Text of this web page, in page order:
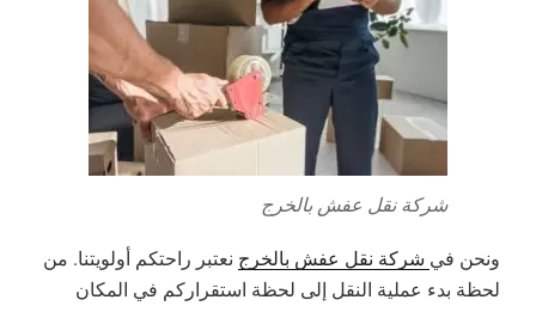
شركة نقل عفش بالخرج
ونحن في شركة نقل عفش بالخرج نعتبر راحتكم أولويتنا. من
لحظة بدء عملية النقل إلى لحظة استقراركم في المكان